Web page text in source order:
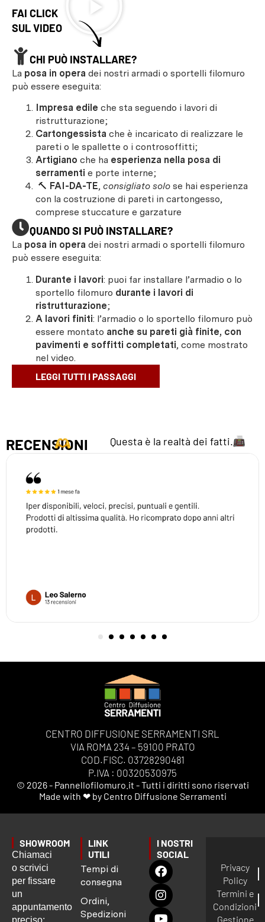
FAI CLICK
SUL VIDEO
CHI PUÒ INSTALLARE?
La posa in opera dei nostri armadi o sportelli filomuro
può essere eseguita:
Impresa edile che sta seguendo i lavori di
ristrutturazione;
Cartongessista che è incaricato di realizzare le
pareti o le spallette o i controsoffitti;
Artigiano che ha esperienza nella posa di
serramenti e porte interne;
🔨 FAI-DA-TE, consigliato solo se hai esperienza
con la costruzione di pareti in cartongesso,
comprese stuccature e garzature
QUANDO SI PUÒ INSTALLARE?
La posa in opera dei nostri armadi o sportelli filomuro
può essere eseguita:
Durante i lavori: puoi far installare l’armadio o lo
sportello filomuro durante i lavori di
ristrutturazione;
A lavori finiti: l’armadio o lo sportello filomuro può
essere montato anche su pareti già finite, con
pavimenti e soffitti completati, come mostrato
nel video.
LEGGI TUTTI I PASSAGGI
RECENSIONI Questa è la realtà dei fatti.
CENTRO DIFFUSIONE SERRAMENTI SRL
VIA ROMA 234 – 59100 PRATO
COD.FISC. 03728290481
P.IVA : 00320530975
© 2026 - Pannellofilomuro.it - Tutti i diritti sono riservati
Made with ❤ by Centro Diffusione Serramenti
SHOWROOM
Chiamaci
o scrivici
per fissare
un
appuntamento
LINK
UTILI
Tempi di
consegna
Ordini,
Spedizioni
I NOSTRI
SOCIAL
Privacy
Policy
Termini e
Condizioni
Gestione